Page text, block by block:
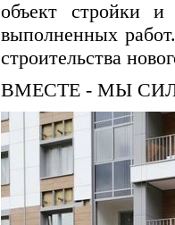
объект стройки и
выполненных
строительства
ВМЕСТЕ - МЫ